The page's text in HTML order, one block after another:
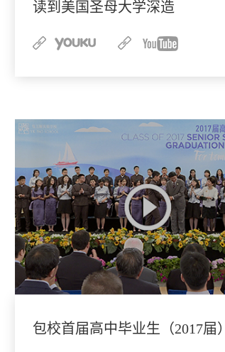
读到美国圣母大学深造
包校首届高中毕业生（2017届）